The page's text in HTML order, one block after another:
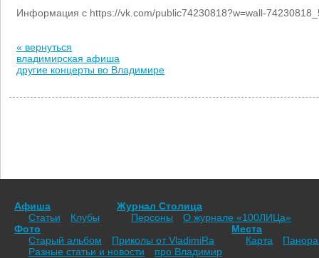
Информация с https://vk.com/public74230818?w=wall-
« вернуться
владимирская афиша
другие концерты во Владимире
Афиша
Статьи
Клубы
Журнал Столица
Персоны
О журнале «100ЛИЦа»
Фото
Старый альбом
Приколы от VladimiRа
Места
Карта
Разные статьи и новости
про Владимир